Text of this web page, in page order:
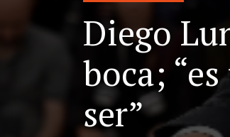
Diego
boca;
ser”